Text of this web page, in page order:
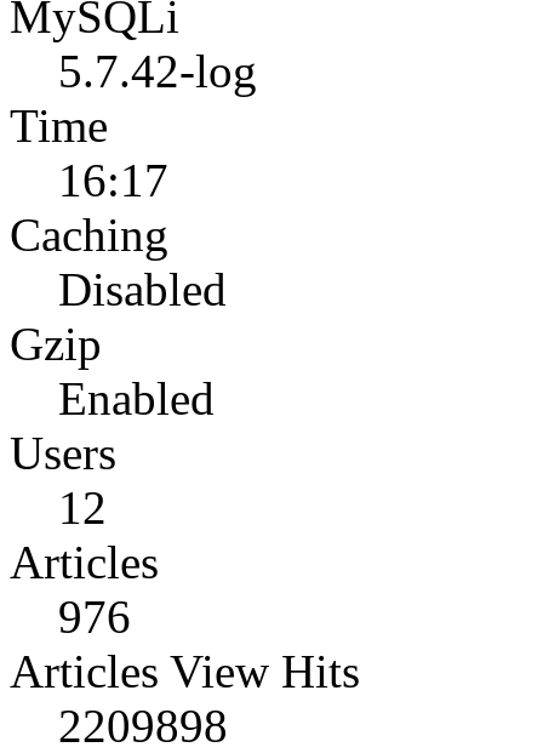
MySQLi
5.7.42-log
Time
16:17
Caching
Disabled
Gzip
Enabled
Users
12
Articles
976
Articles View Hits
2209898